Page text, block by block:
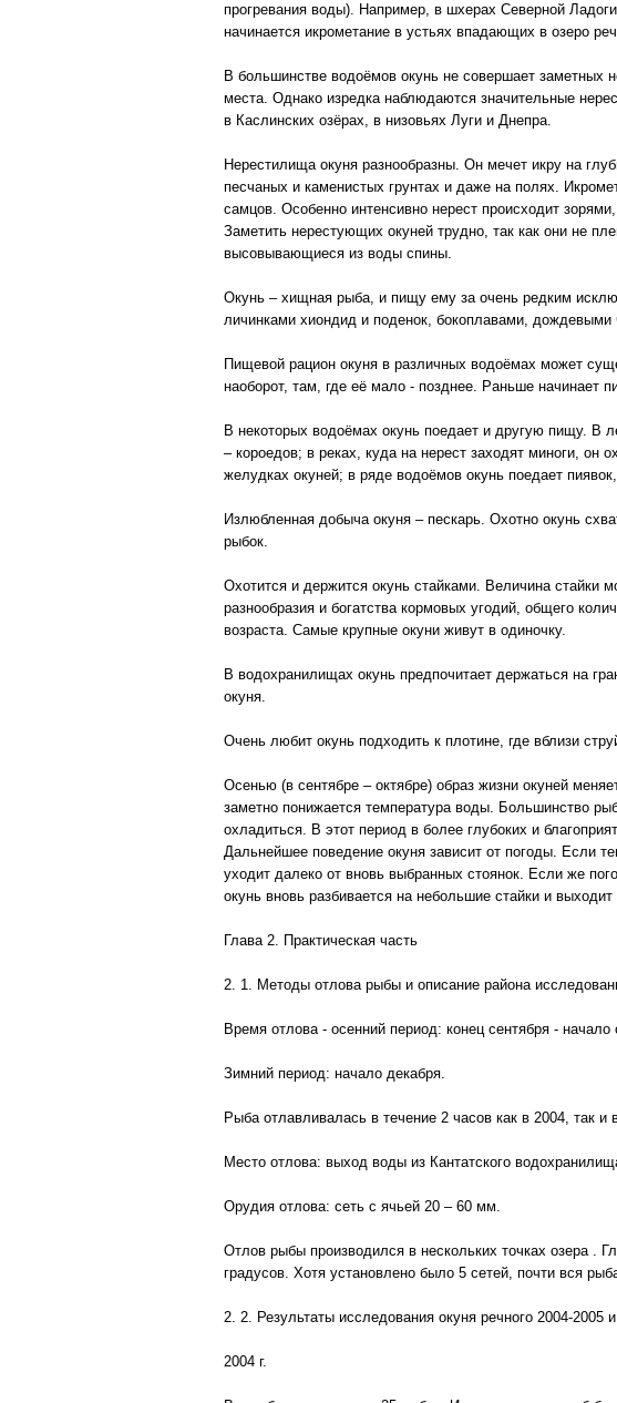
прогревания воды). Например, в шхерах Северной
начинается икрометание в устьях впадающих в озеро
В большинстве водоёмов окунь не совершает заметных
места. Однако изредка наблюдаются значительные
в Каслинских озёрах, в низовьях Луги и Днепра.
Нерестилища окуня разнообразны. Он мечет икру на
песчаных и каменистых грунтах и даже на полях.
самцов. Особенно интенсивно нерест происходит
Заметить нерестующих окуней трудно, так как они не
высовывающиеся из воды спины.
Окунь – хищная рыба, и пищу ему за очень редким
личинками хиондид и поденок, бокоплавами,
Пищевой рацион окуня в различных водоёмах может
наоборот, там, где её мало - позднее. Раньше начинает
В некоторых водоёмах окунь поедает и другую пищу. В
– короедов; в реках, куда на нерест заходят миноги, он
желудках окуней; в ряде водоёмов окунь поедает
Излюбленная добыча окуня – пескарь. Охотно окунь
рыбок.
Охотится и держится окунь стайками. Величина стайки
разнообразия и богатства кормовых угодий, общего
возраста. Самые крупные окуни живут в одиночку.
В водохранилищах окунь предпочитает держаться на
окуня.
Очень любит окунь подходить к плотине, где вблизи
Осенью (в сентябре – октябре) образ жизни окуней
заметно понижается температура воды. Большинство
охладиться. В этот период в более глубоких и
Дальнейшее поведение окуня зависит от погоды. Если
уходит далеко от вновь выбранных стоянок. Если же
окунь вновь разбивается на небольшие стайки и
Глава 2. Практическая часть
2. 1. Методы отлова рыбы и описание района
Время отлова - осенний период: конец сентября - начало
Зимний период: начало декабря.
Рыба отлавливалась в течение 2 часов как в 2004, так и
Место отлова: выход воды из Кантатского
Орудия отлова: сеть с ячьей 20 – 60 мм.
Отлов рыбы производился в нескольких точках озера .
градусов. Хотя установлено было 5 сетей, почти вся
2. 2. Результаты исследования окуня речного 2004-2005 и
2004 г.